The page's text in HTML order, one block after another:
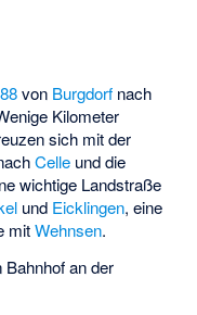
von Burgdorf nach
Kilometer
sich mit der
Celle und die
wichtige Landstraße
und Eicklingen, eine
mitWehnsen.
Bahnhof an der